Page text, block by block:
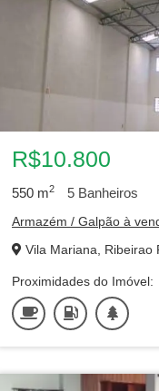
R$10.800
550 m2 5 Banheiros
Armazém / Galpão à
Vila Mariana, Ribeirao
Proximidades do Imóvel: